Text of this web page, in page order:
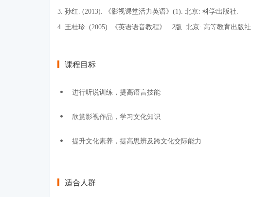
3. 孙红. (2013). 《影视课堂活力英语》(1). 北京: 科学出版社.
4. 王桂珍. (2005). 《英语语音教程》. 2版 . 北京: 高等教育出版社.
课程目标
进行听说训练，提高语言技能
欣赏影视作品，学习文化知识
提升文化素养，提高思辨及跨文化交际能力
适合人群